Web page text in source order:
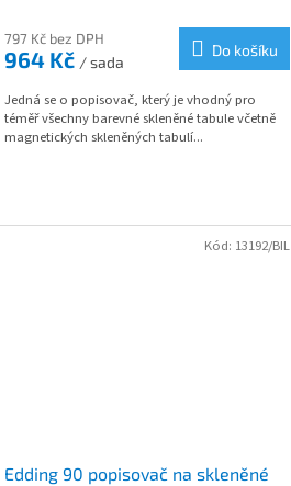
797 Kč bez DPH
964 Kč / sada
Do košíku
Jedná se o popisovač, který je vhodný pro
téměř všechny barevné skleněné tabule včetně
magnetických skleněných tabulí...
Edding 90 popisovač na skleněné
Kód: 13192/BIL